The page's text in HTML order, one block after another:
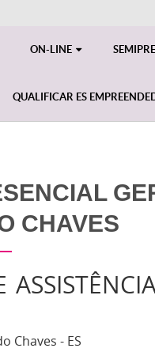
ON-LINE
QUALIFICAR ES
CHAVES
Chaves - ES